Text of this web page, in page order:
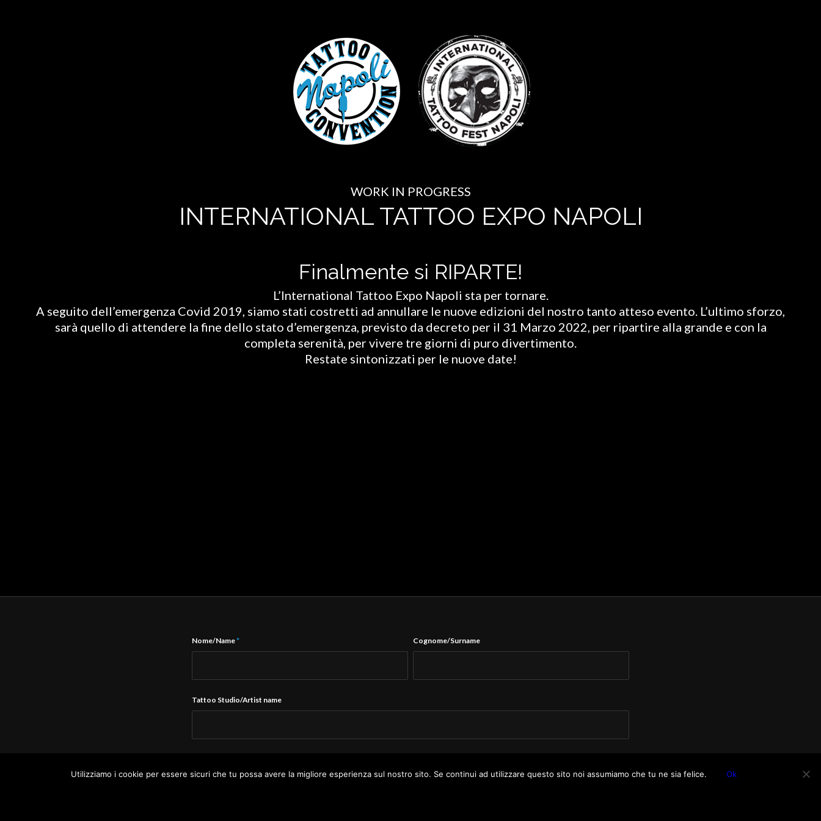
WORK IN PROGRESS
INTERNATIONAL TATTOO EXPO NAPOLI
Finalmente si RIPARTE!
L’International Tattoo Expo Napoli sta per tornare.
A seguito dell’emergenza Covid 2019, siamo stati costretti ad annullare le nuove edizioni del nostro tanto atteso evento. L’ultimo sforzo,
sarà quello di attendere la fine dello stato d’emergenza, previsto da decreto per il 31 Marzo 2022, per ripartire alla grande e con la
completa serenità, per vivere tre giorni di puro divertimento.
Restate sintonizzati per le nuove date!
Nome/Name* Cognome/Surname
Tattoo Studio/Artist name
Utilizziamo i cookie per essere sicuri che tu possa avere la migliore esperienza sul nostro sito. Se continui ad utilizzare questo sito noi assumiamo che tu ne sia felice. Ok